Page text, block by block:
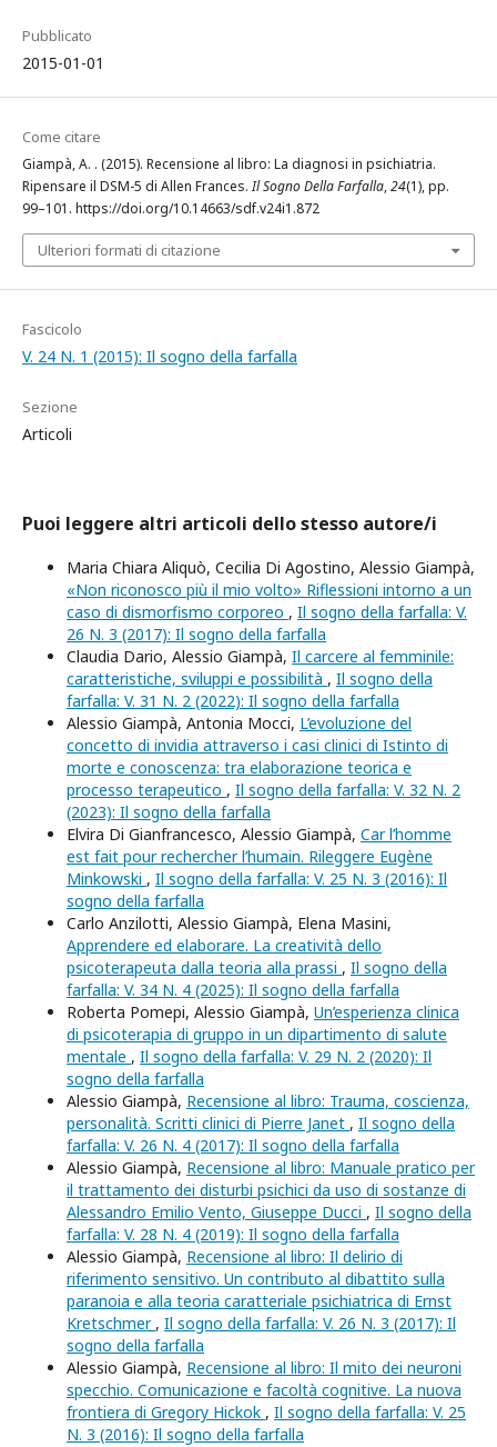
Pubblicato
2015-01-01
Come citare
Giampà, A. . (2015). Recensione al libro: La diagnosi in psichiatria.
Ripensare il DSM-5 di Allen Frances.Il Sogno Della Farfalla,24(1), pp.
99–101. https://doi.org/10.14663/sdf.v24i1.872
Ulteriori formati di citazione
Fascicolo
V. 24 N. 1 (2015): Il sogno della farfalla
Sezione
Articoli
Puoi leggere altri articoli dello stesso autore/i
Maria Chiara Aliquò, Cecilia Di Agostino, Alessio Giampà,
«Non riconosco più il mio volto» Riflessioni intorno a un
caso di dismorfismo corporeo , Il sogno della farfalla: V.
26 N. 3 (2017): Il sogno della farfalla
Claudia Dario, Alessio Giampà, Il carcere al femminile:
caratteristiche, sviluppi e possibilità , Il sogno della
farfalla: V. 31 N. 2 (2022): Il sogno della farfalla
Alessio Giampà, Antonia Mocci, L’evoluzione del
concetto di invidia attraverso i casi clinici di Istinto di
morte e conoscenza: tra elaborazione teorica e
processo terapeutico , Il sogno della farfalla: V. 32 N. 2
(2023): Il sogno della farfalla
Elvira Di Gianfrancesco, Alessio Giampà, Car l’homme
est fait pour rechercher l’humain. Rileggere Eugène
Minkowski , Il sogno della farfalla: V. 25 N. 3 (2016): Il
sogno della farfalla
Carlo Anzilotti, Alessio Giampà, Elena Masini,
Apprendere ed elaborare. La creatività dello
psicoterapeuta dalla teoria alla prassi , Il sogno della
farfalla: V. 34 N. 4 (2025): Il sogno della farfalla
Roberta Pomepi, Alessio Giampà, Un’esperienza clinica
di psicoterapia di gruppo in un dipartimento di salute
mentale , Il sogno della farfalla: V. 29 N. 2 (2020): Il
sogno della farfalla
Alessio Giampà, Recensione al libro: Trauma, coscienza,
personalità. Scritti clinici di Pierre Janet , Il sogno della
farfalla: V. 26 N. 4 (2017): Il sogno della farfalla
Alessio Giampà, Recensione al libro: Manuale pratico per
il trattamento dei disturbi psichici da uso di sostanze di
Alessandro Emilio Vento, Giuseppe Ducci , Il sogno della
farfalla: V. 28 N. 4 (2019): Il sogno della farfalla
Alessio Giampà, Recensione al libro: Il delirio di
riferimento sensitivo. Un contributo al dibattito sulla
paranoia e alla teoria caratteriale psichiatrica di Ernst
Kretschmer , Il sogno della farfalla: V. 26 N. 3 (2017): Il
sogno della farfalla
Alessio Giampà, Recensione al libro: Il mito dei neuroni
specchio. Comunicazione e facoltà cognitive. La nuova
frontiera di Gregory Hickok , Il sogno della farfalla: V. 25
N. 3 (2016): Il sogno della farfalla